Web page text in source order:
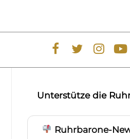
Unterstütze die
Ruhrbarone-